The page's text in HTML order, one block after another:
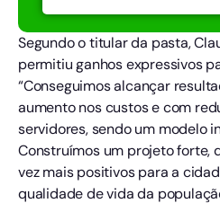
Segundo o titular da pasta,
permitiu ganhos expressivos
“Conseguimos alcançar
aumento nos custos e com
servidores, sendo um modelo
Construímos um projeto forte,
vez mais positivos para a
qualidade de vida da